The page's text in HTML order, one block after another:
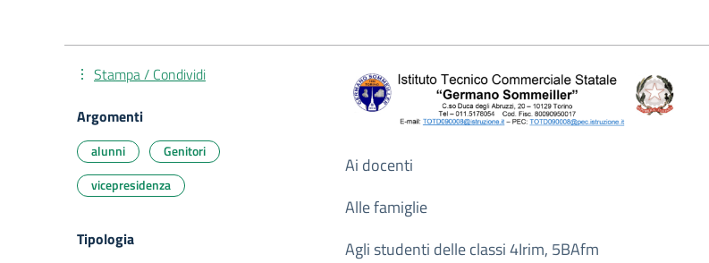
Ai docenti
Alle famiglie
Agli studenti delle classi 4Irim, 5BAfm
Stampa / Condividi
Argomenti
alunni
Genitori
vicepresidenza
Tipologia